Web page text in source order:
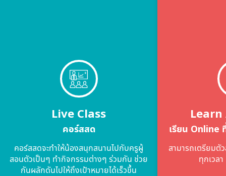
Live Class
คอร์สสด
คอร์สสดจะทําให้น้องสนุกสนานไปกับครูผู้
สอนตัวเป็นๆ ทํากิจกรรมต่างๆ ร่วมกัน ช่วย
กันผลักดันไปให้ถึงเป้าหมายได้เร็วขึ้น
เรียน Online
สามารถเตรียมตั
ทุกเวล